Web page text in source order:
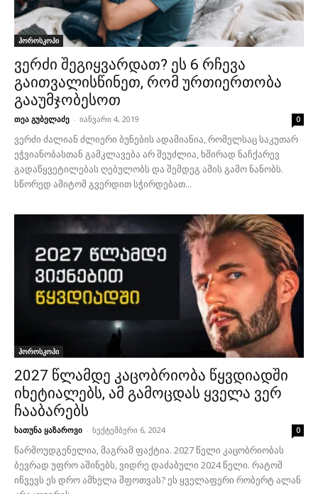
ჰოროსკოპი
ვერძი შეგიყვარდათ? ეს 6 რჩევა
გაითვალისწინეთ, რომ ურთიერთობა
გააუმჯობესოთ
თეა გუბელაძე - იანვარი 4, 2019 0
ვერძი ძალიან ძლიერი ბუნების ადამიანია, რომელსაც საკუთარ
ეჭვიანობასთან გამკლავება არ შეუძლია, ხშირად ნაჩქარევ
გადაწყვეტილებას ღებულობს და შემდეგ ამის გამო ნანობს.
სწორედ ამიტომ გვერდით სჭირდებათ...
ჰოროსკოპი
2027 წლამდე კაცობრიობა წყვდიადში
იხეტიალებს, ამ გამოცდას ყველა ვერ
ჩააბარებს
ხათუნა ყაზაროვი - სექტემბერი 6, 2024 0
წარმოუდგენელია, მაგრამ ფაქტია. 2027 წელი კაცობრიობას
ბევრად უფრო აშინებს, ვიდრე დაძაბული 2024 წელი. რატომ
იწვევს ეს დრო ამხელა შფოთვას? ეს ყველაფერი რობერტ ალან